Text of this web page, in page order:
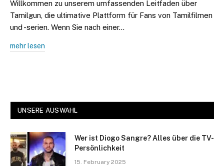
Willkommen zu unserem umfassenden Leitfaden über
Tamilgun, die ultimative Plattform für Fans von Tamilfilmen
und -serien. Wenn Sie nach einer…
mehr lesen
UNSERE AUSWAHL
Wer ist Diogo Sangre? Alles über die TV-
Persönlichkeit
15. February 2025